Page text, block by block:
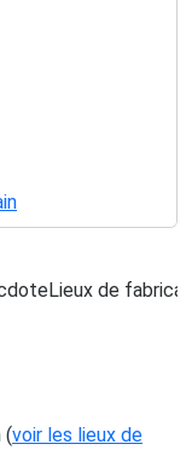
Lieux de
(voir les lieux de